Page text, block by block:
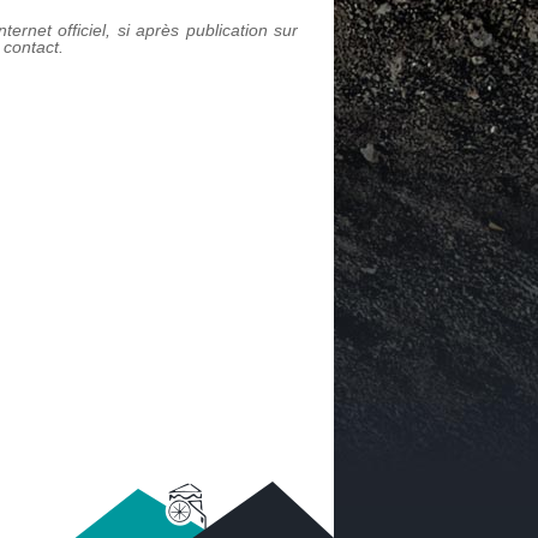
officiel, si après publication sur